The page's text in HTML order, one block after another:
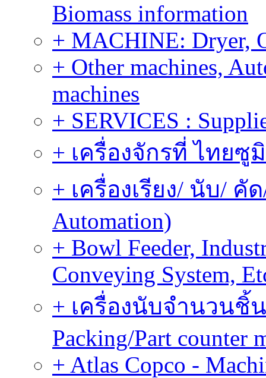
Biomass information
+ MACHINE: Dryer,
+ Other machines,
machines
+ SERVICES :
+ เครื่องจักรที่ ไทยซู
+ เครื่องเรียง/ นับ/ คั
Automation)
+ Bowl Feeder,
Conveying System,
+ เครื่องนับจำนวนชิ้
Packing/Part counter
+ Atlas Copco -